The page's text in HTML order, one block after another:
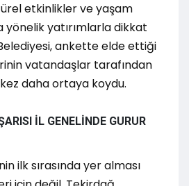
etkinlikler ve yaşam
yönelik yatırımlarla dikkat
ankette elde ettiği
vatandaşlar tarafından
daha ortaya koydu.
İL GENELİNDE GURUR
ilk sırasında yer alması